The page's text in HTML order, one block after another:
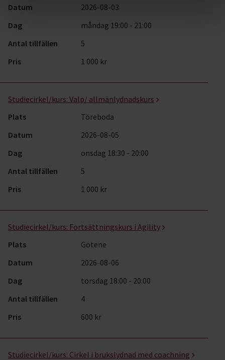
Datum
2026-08-03
Dag
måndag 19:00 - 21:00
Antal tillfällen
5
Pris
1 000 kr
Studiecirkel/kurs: Valp/ allmänlydnadskurs
Plats
Töreboda
Datum
2026-08-05
Dag
onsdag 18:30 - 20:00
Antal tillfällen
5
Pris
1 000 kr
Studiecirkel/kurs: Fortsättningskurs i Agility
Plats
Götene
Datum
2026-08-06
Dag
torsdag 18:00 - 20:00
Antal tillfällen
4
Pris
600 kr
Studiecirkel/kurs: Cirkel i brukslydnad med coachning